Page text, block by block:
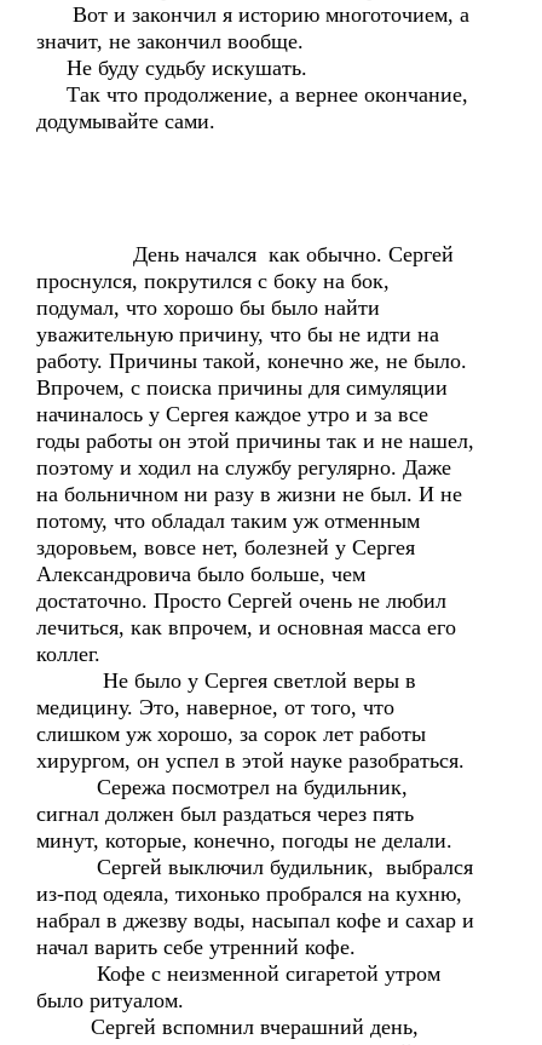
Вот и закончил я историю многоточием, а
значит, не закончил вообще.
Не буду судьбу искушать.
Так что продолжение, а вернее окончание,
додумывайте сами.
День начался как обычно. Сергей
проснулся, покрутился с боку на бок,
подумал, что хорошо бы было найти
уважительную причину, что бы не идти на
работу. Причины такой, конечно же, не было.
Впрочем, с поиска причины для симуляции
начиналось у Сергея каждое утро и за все
годы работы он этой причины так и не нашел,
поэтому и ходил на службу регулярно. Даже
на больничном ни разу в жизни не был. И не
потому, что обладал таким уж отменным
здоровьем, вовсе нет, болезней у Сергея
Александровича было больше, чем
достаточно. Просто Сергей очень не любил
лечиться, как впрочем, и основная масса его
коллег.
Не было у Сергея светлой веры в
медицину. Это, наверное, от того, что
слишком уж хорошо, за сорок лет работы
хирургом, он успел в этой науке разобраться.
Сережа посмотрел на будильник,
сигнал должен был раздаться через пять
минут, которые, конечно, погоды не делали.
Сергей выключил будильник, выбрался
из-под одеяла, тихонько пробрался на кухню,
набрал в джезву воды, насыпал кофе и сахар и
начал варить себе утренний кофе.
Кофе с неизменной сигаретой утром
было ритуалом.
Сергей вспомнил вчерашний день,